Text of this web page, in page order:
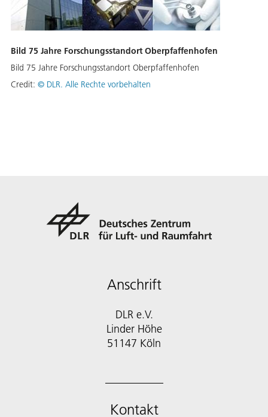
Bild 75 Jahre Forschungsstandort Oberpfaffenhofen
Bild 75 Jahre Forschungsstandort Oberpfaffenhofen
Credit: © DLR. Alle Rechte vorbehalten
Anschrift
DLR e.V.
Linder Höhe
51147 Köln
Kontakt